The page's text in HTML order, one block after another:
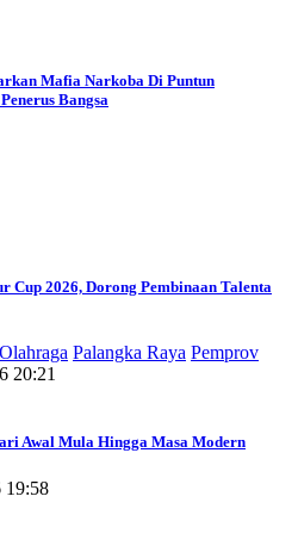
Mafia Narkoba Di Puntun
Bangsa
Cup 2026, Dorong Pembinaan Talenta
Olahraga Palangka Raya Pemprov
20:21
Awal Mula Hingga Masa Modern
19:58